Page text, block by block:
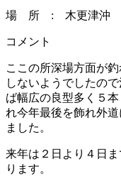
場 所 : 木更津沖
コメント
ここの所深場方面が
しないようでしたの
ば幅広の良型多く５
れ今年最後を飾れ外
ました。
来年は２日より４日
ります。